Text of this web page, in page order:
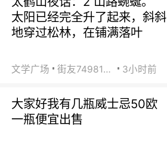
太阳已经完全升了起来，斜斜
地穿过松林，在铺满落叶
文学广场 街友74981146 3小时前
大家好我有几瓶威士忌50欧
一瓶便宜出售